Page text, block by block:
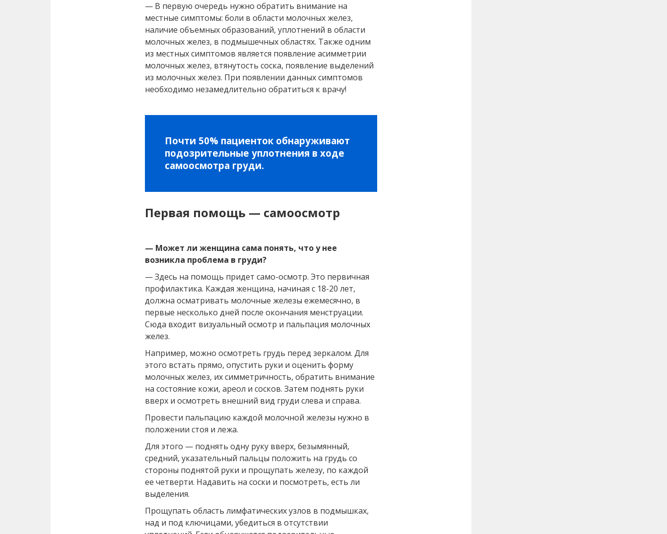
— В первую очередь нужно обратить внимание на
местные симптомы: боли в области молочных желез,
наличие объемных образований, уплотнений в области
молочных желез, в подмышечных областях. Также одним
из местных симптомов является появление асимметрии
молочных желез, втянутость соска, появление выделений
из молочных желез. При появлении данных симптомов
необходимо незамедлительно обратиться к врачу!
Почти 50% пациенток обнаруживают
подозрительные уплотнения в ходе
самоосмотра груди.
Первая помощь — самоосмотр
— Может ли женщина сама понять, что у нее
возникла проблема в груди?
— Здесь на помощь придет само-осмотр. Это первичная
профилактика. Каждая женщина, начиная с 18-20 лет,
должна осматривать молочные железы ежемесячно, в
первые несколько дней после окончания менструации.
Сюда входит визуальный осмотр и пальпация молочных
желез.
Например, можно осмотреть грудь перед зеркалом. Для
этого встать прямо, опустить руки и оценить форму
молочных желез, их симметричность, обратить внимание
на состояние кожи, ареол и сосков. Затем поднять руки
вверх и осмотреть внешний вид груди слева и справа.
Провести пальпацию каждой молочной железы нужно в
положении стоя и лежа.
Для этого — поднять одну руку вверх, безымянный,
средний, указательный пальцы положить на грудь со
стороны поднятой руки и прощупать железу, по каждой
ее четверти. Надавить на соски и посмотреть, есть ли
выделения.
Прощупать область лимфатических узлов в подмышках,
над и под ключицами, убедиться в отсутствии